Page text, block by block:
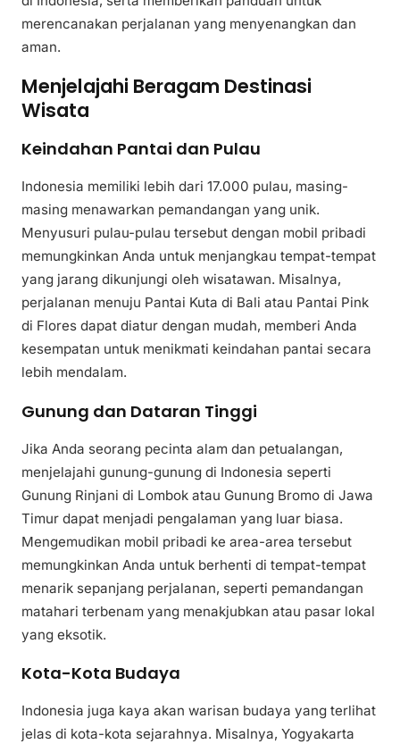
merencanakan perjalanan yang menyenangkan dan
aman.
Menjelajahi Beragam Destinasi
Wisata
Keindahan Pantai dan Pulau
Indonesia memiliki lebih dari 17.000 pulau, masing-
masing menawarkan pemandangan yang unik.
Menyusuri pulau-pulau tersebut dengan mobil pribadi
memungkinkan Anda untuk menjangkau tempat-tempat
yang jarang dikunjungi oleh wisatawan. Misalnya,
perjalanan menuju Pantai Kuta di Bali atau Pantai Pink
di Flores dapat diatur dengan mudah, memberi Anda
kesempatan untuk menikmati keindahan pantai secara
lebih mendalam.
Gunung dan Dataran Tinggi
Jika Anda seorang pecinta alam dan petualangan,
menjelajahi gunung-gunung di Indonesia seperti
Gunung Rinjani di Lombok atau Gunung Bromo di Jawa
Timur dapat menjadi pengalaman yang luar biasa.
Mengemudikan mobil pribadi ke area-area tersebut
memungkinkan Anda untuk berhenti di tempat-tempat
menarik sepanjang perjalanan, seperti pemandangan
matahari terbenam yang menakjubkan atau pasar lokal
yang eksotik.
Kota-Kota Budaya
Indonesia juga kaya akan warisan budaya yang terlihat
jelas di kota-kota sejarahnya. Misalnya, Yogyakarta